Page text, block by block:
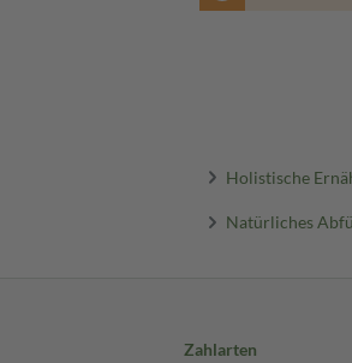
Holistische
Natürliches
Zahlarten